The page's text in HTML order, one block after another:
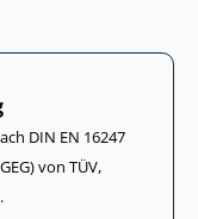
DIN EN 16247
von TÜV,